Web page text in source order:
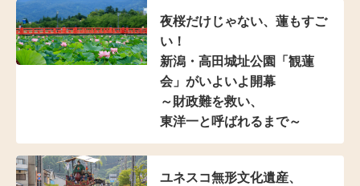
夜桜だけじゃない、蓮もすご
い！
新潟・高田城址公園「観蓮
会」がいよいよ開幕
～財政難を救い、
東洋一と呼ばれるまで～
ユネスコ無形文化遺産、